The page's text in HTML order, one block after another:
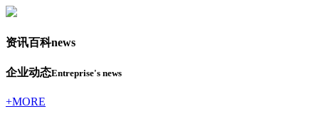
资讯百科news
企业动态Entreprise's news
+MORE